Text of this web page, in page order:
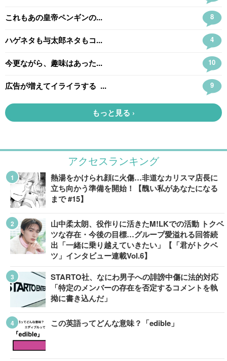
アクセスランキング
熱湯をかけられ顔に火傷…非道なカリスマ店長に
立ち向かう準備を開始！【醜い私があなたになる
まで #15】
山中柔太朗、役作りに活きたM!LKでの活動 トクベ
ツな存在・今後の目標…グループ愛溢れる回答続
出「一緒に乗り越えていきたい」【「君がトクベ
ツ」インタビュー連載Vol.6】
STARTO社、なにわ男子への誹謗中傷に法的対応
「特定のメンバーの存在を否定するコメントを執
拗に書き込んだ」
この英語ってどんな意味？「edible」